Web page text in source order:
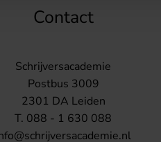
Contact
Schrijversacademie
Postbus 3009
2301 DA Leiden
T. 088 - 1 630 088